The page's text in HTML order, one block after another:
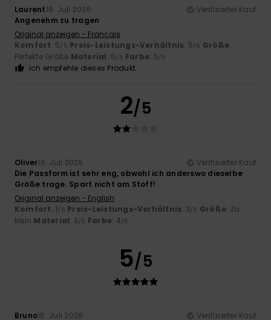
Laurent16. Juli 2026
Verifizierter Kauf
Angenehm zu tragen
Original anzeigen - Français
Komfort: 5/5 Preis-Leistungs-Verhältnis: 5/5 Größe:
Perfekte Größe Material: 5/5 Farbe: 5/5
Ich empfehle dieses Produkt
2/5
Oliver16. Juli 2026
Verifizierter Kauf
Die Passform ist sehr eng, obwohl ich anderswo dieselbe
Größe trage. Spart nicht am Stoff!
Original anzeigen - English
Komfort: 1/5 Preis-Leistungs-Verhältnis: 3/5 Größe: Zu
klein Material: 3/5 Farbe: 4/5
5/5
Bruno15. Juli 2026 Verifizierter Kauf